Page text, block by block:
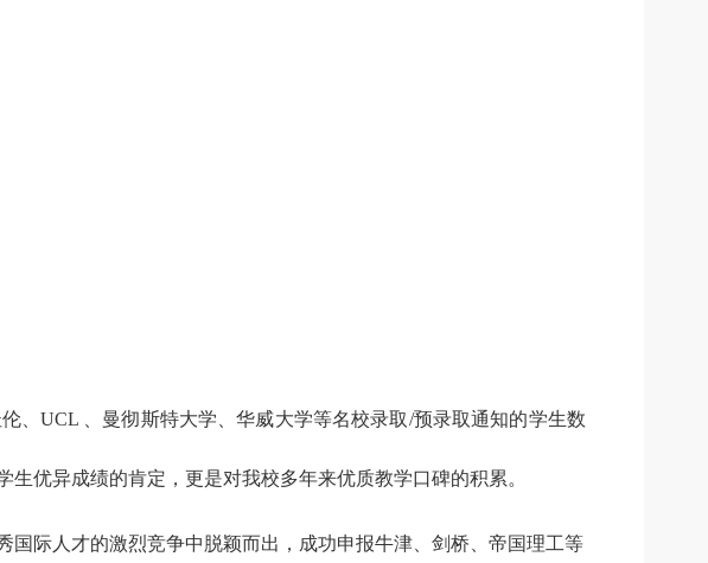
、UCL 、曼彻斯特大学、华威大学等名校录取/预录取通知的学生数
优异成绩的肯定，更是对我校多年来优质教学口碑的积累。
际人才的激烈竞争中脱颖而出，成功申报牛津、剑桥、帝国理工等